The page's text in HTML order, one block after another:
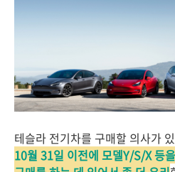
테슬라 전기차를 구매할 의사가
10월 31일 이전에 모델Y/S/X 등